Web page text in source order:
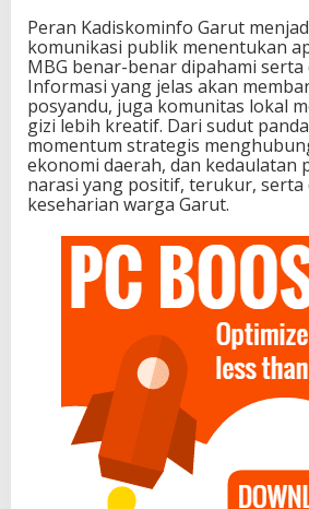
Peran Kadiskominfo Garut
komunikasi publik menentukan
MBG benar-benar dipahami
Informasi yang jelas akan
posyandu, juga komunitas lokal
gizi lebih kreatif. Dari sudut
momentum strategis
ekonomi daerah, dan kedaulatan
narasi yang positif, terukur, serta
keseharian warga Garut.